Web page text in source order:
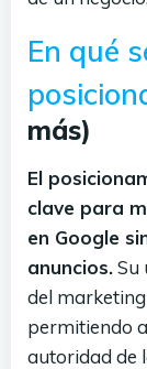
En qué
más)
El
clave para
en Google
anuncios.Su
del
permitiendo
autoridad de